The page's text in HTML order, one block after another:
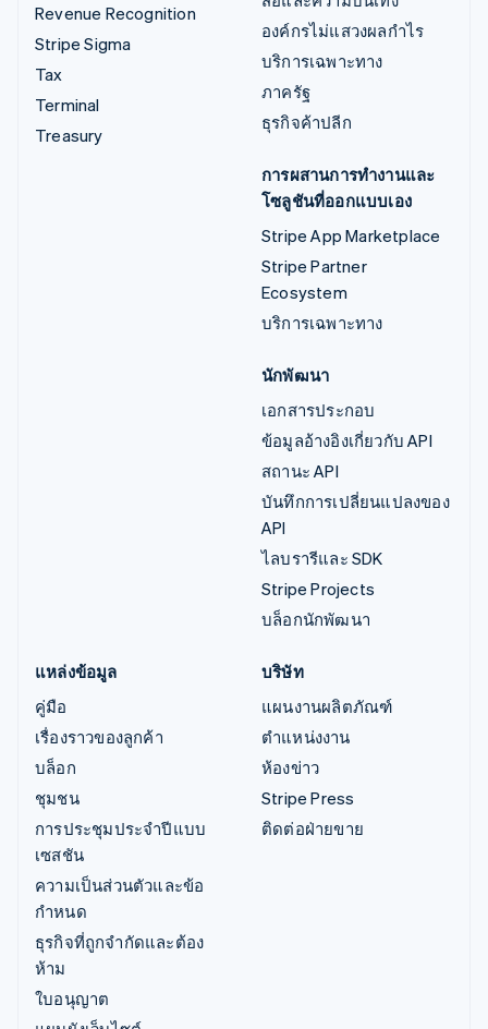
Revenue Recognition
Stripe Sigma
Tax
Terminal
Treasury
องค์กรไม่แสวงผลกำไร
บริการเฉพาะทาง
ภาครัฐ
ธุรกิจค้าปลีก
การผสานการทำงานและ
โซลูชันที่ออกแบบเอง
Stripe App Marketplace
Stripe Partner
Ecosystem
บริการเฉพาะทาง
นักพัฒนา
เอกสารประกอบ
ข้อมูลอ้างอิงเกี่ยวกับ API
สถานะ API
บันทึกการเปลี่ยนแปลงของ
API
ไลบรารีและ SDK
Stripe Projects
บล็อกนักพัฒนา
แหล่งข้อมูล
คู่มือ
เรื่องราวของลูกค้า
บล็อก
ชุมชน
การประชุมประจำปีแบบ
เซสชัน
ความเป็นส่วนตัวและข้อ
กำหนด
ธุรกิจที่ถูกจำกัดและต้อง
ห้าม
ใบอนุญาต
บริษัท
แผนงานผลิตภัณฑ์
ตำแหน่งงาน
ห้องข่าว
Stripe Press
ติดต่อฝ่ายขาย